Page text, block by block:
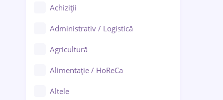
Galați (Galați)
Ploiești
Achiziții
Administrativ / Logistică
Agricultură
Alimentație / HoReCa
Altele